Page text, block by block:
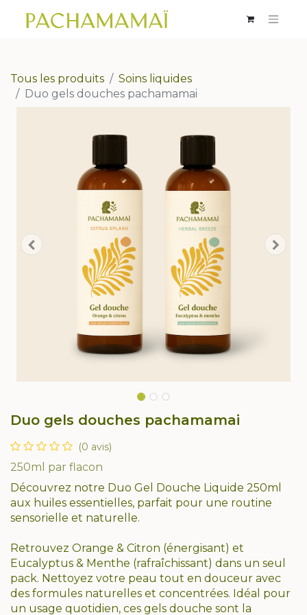
Tous les produits
Soins liquides
Duo gels douches pachamamai
Duo gels douches pachamamai
(0 avis)
250ml par flacon
Découvrez notre Duo Gel Douche Liquide 250ml
aux huiles essentielles, parfait pour une routine
sensorielle et naturelle.
Retrouvez Orange & Citron (énergisant) et
Eucalyptus & Menthe (rafraîchissant) dans un seul
pack. Nettoyez votre peau tout en douceur avec
des formules naturelles et concentrées. Idéal pour
un usage quotidien, ces gels douche sont la